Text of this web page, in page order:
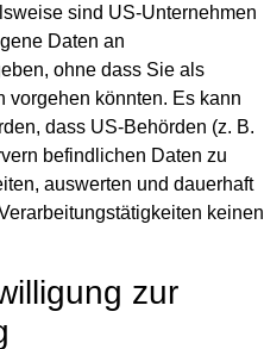
sind US-Unternehmen
Daten an
ohne dass Sie als
vorgehen könnten. Es kann
dass US-Behörden (z. B.
befindlichen Daten zu
auswerten und dauerhaft
keinen
zur